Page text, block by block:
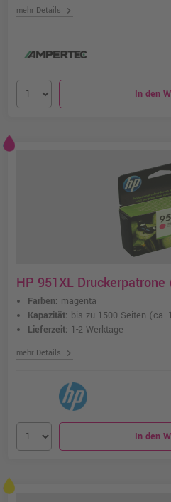
mehr Details chevron_right
In den
HP 951XL Druckerpatrone
Farben: magenta
Kapazität: bis zu 1500 Seiten (ca.
Lieferzeit: 1-2 Werktage
mehr Details chevron_right
In den